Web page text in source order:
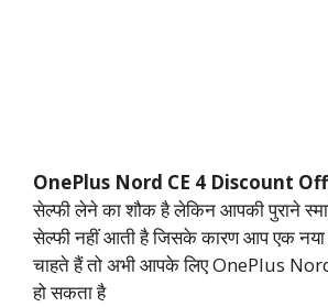
OnePlus Nord CE 4 Discount
सेल्फी लेने का शौक है लेकिन आपकी पुराने
सेल्फी नहीं आती है जिसके कारण आप एक नया
चाहते हैं तो अभी आपके लिए OnePlus
हो सकता है